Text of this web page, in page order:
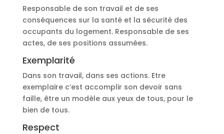
Responsable de son travail et de ses
conséquences sur la santé et la sécurité des
occupants du logement. Responsable de ses
actes, de ses positions assumées.
Exemplarité
Dans son travail, dans ses actions. Etre
exemplaire c’est accomplir son devoir sans
faille, être un modèle aux yeux de tous, pour le
bien de tous.
Respect